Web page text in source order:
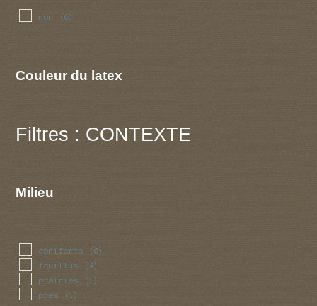
non (6)
Couleur du latex
Filtres : CONTEXTE
Milieu
coniferes (6)
feuillus (4)
prairies (1)
pres (1)